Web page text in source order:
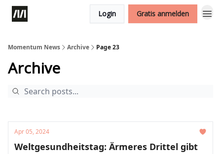
Login Gratis anmelden
Momentum News Archive Page 23
Archive
Apr 05, 2024
Weltgesundheitstag: Ärmeres Drittel gibt